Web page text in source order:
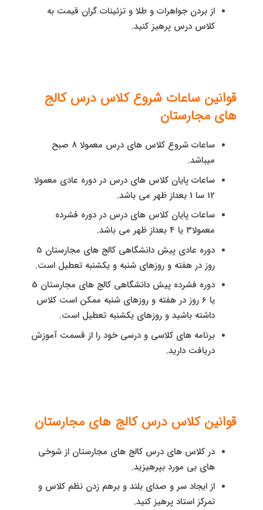
از بردن جواهرات و طلا و تزئینات گران قیمت به
کلاس درس پرهیز کنید.
قوانین ساعات شروع کلاس درس کالج
های مجارستان
ساعات شروع کلاس های درس معمولا 8 صبح
میباشد.
ساعات پایان کلاس های درس در دوره عادی معمولا
12 سا 1 بعداز ظهر می باشد.
ساعات پایان کلاس های درس در دوره فشرده
معمولا3 یا 4 بعداز ظهر می باشد.
دوره عادی پیش دانشگاهی کالج های مجارستان 5
روز در هفته و روزهای شنبه و یکشنبه تعطیل است.
دوره فشرده پیش دانشگاهی کالج های مجارستان 5
یا 6 روز در هفته و روزهای شنبه ممکن است کلاس
داشته باشید و روزهای یکشنبه تعطیل است.
برنامه های کلاسی و درسی خود را از قسمت آموزش
دریافت دارید.
قوانین کلاس درس کالج های مجارستان
در کلاس های درس کالج های مجارستان از شوخی
های بی مورد بپرهیزید.
از ایجاد سر و صدای بلند و برهم زدن نظم کلاس و
تمرکز استاد پرهیز کنید.